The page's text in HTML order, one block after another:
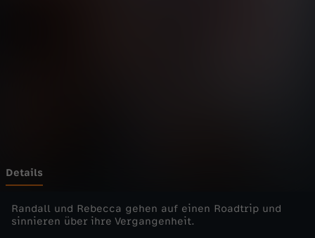
i
s
Details
Randall und Rebecca gehen auf einen Roadtrip und
sinnieren über ihre Vergangenheit.